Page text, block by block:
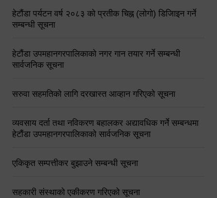
हेटौंडा पर्यटन वर्ष २०८३ को प्रतीक चिह्न (लोगो) डिजिाइन गर्ने
सम्बन्धी सूचना
हेटौंडा उपमहानगरपालिकाको नगर गान तयार गर्ने सम्बन्धी
सार्वजनिक सूचना
सरुवा सहमतिको लागि दरखास्त आव्हान गरिएको सूचना
व्यवसाय दर्ता तथा नविकरण बहालकर अद्यावधिक गर्ने सम्बन्धमा
हेटौंडा उपमहानगरपालिकाको सार्वजनिक सूचना
एकिकृत सम्पत्तीकर बुझाउने सम्बन्धी सूचना
सहकारी संस्थाको एकीकरण गरिएको सूचना